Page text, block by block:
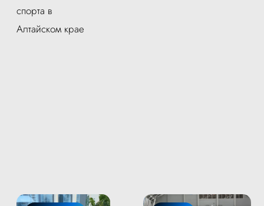
спорта в
Алтайском крае